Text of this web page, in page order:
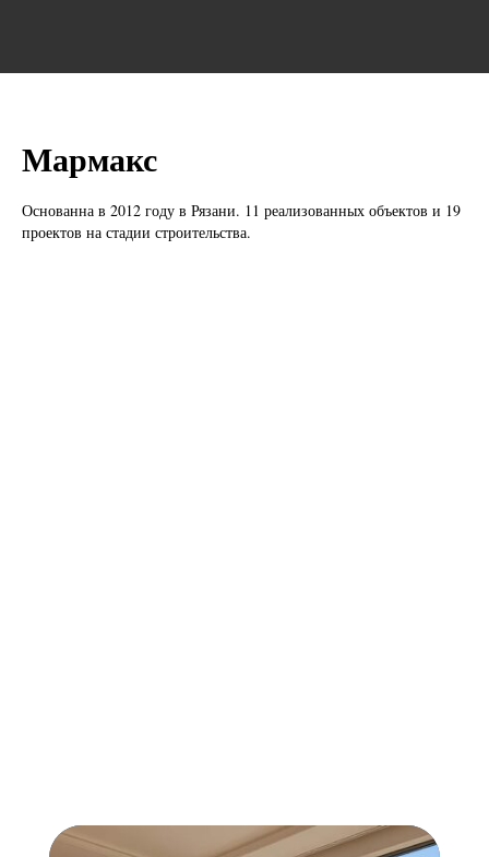
Мармакс
Основанна в 2012 году в Рязани. 11 реализованных объектов и 19
проектов на стадии строительства.